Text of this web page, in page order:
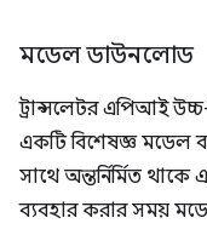
মডেল ডাউনলোড
ট্রান্সলেটর এপিআই
একটি বিশেষজ্ঞ মডেল
সাথে অন্তর্নির্মিত
ব্যবহার করার সময়